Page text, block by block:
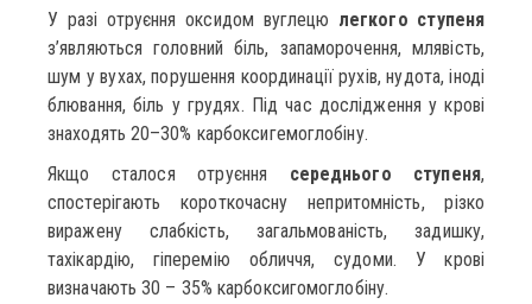
У разі отруєння оксидом вуглецю легкого ступеня
з’являються головний біль, запаморочення, млявість,
шум у вухах, порушення координації рухів, нудота, іноді
блювання, біль у грудях. Під час дослідження у крові
знаходять 20–30% карбоксигемоглобіну.
Якщо сталося отруєння середнього ступеня,
спостерігають короткочасну непритомність, різко
виражену слабкість, загальмованість, задишку,
тахікардію, гіперемію обличчя, судоми. У крові
визначають 30 – 35% карбоксигомоглобіну.